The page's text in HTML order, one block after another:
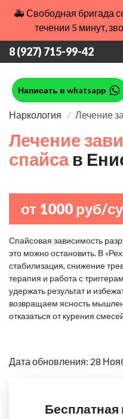
🚑 Свободная бригада
течении 5 минут,
8 (927) 715-99-42
Написать в whatsapp
Наркология Лечение
Лечение
спайса в
от 1000 руб/
Спайсовая зависимость
это можно остановить. В
стабилизация, снижение
терапия и работа с
удержать результат и
возвращаем ясность
отказаться от курения
Дата обновления: 28
Бесплатная